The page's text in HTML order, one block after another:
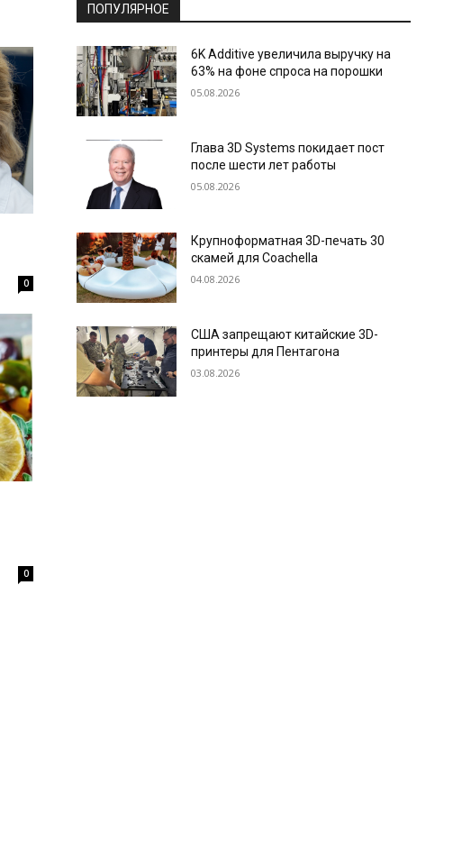
0
0
ПОПУЛЯРНОЕ
6K Additive увеличила выручку на
63% на фоне спроса на порошки
05.08.2026
Глава 3D Systems покидает пост
после шести лет работы
05.08.2026
Крупноформатная 3D-печать 30
скамей для Coachella
04.08.2026
США запрещают китайские 3D-
принтеры для Пентагона
03.08.2026